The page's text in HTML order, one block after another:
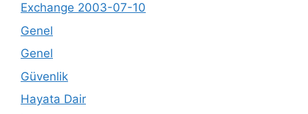
Exchange 2003-07-10
Genel
Genel
Güvenlik
Hayata Dair